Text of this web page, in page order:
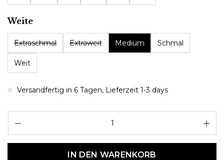
Weiteauswählen
Extraschmal Extraweit Medium Schmal
Weit
Versandfertig in 6 Tagen, Lieferzeit 1-3 days
IN DEN WARENKORB